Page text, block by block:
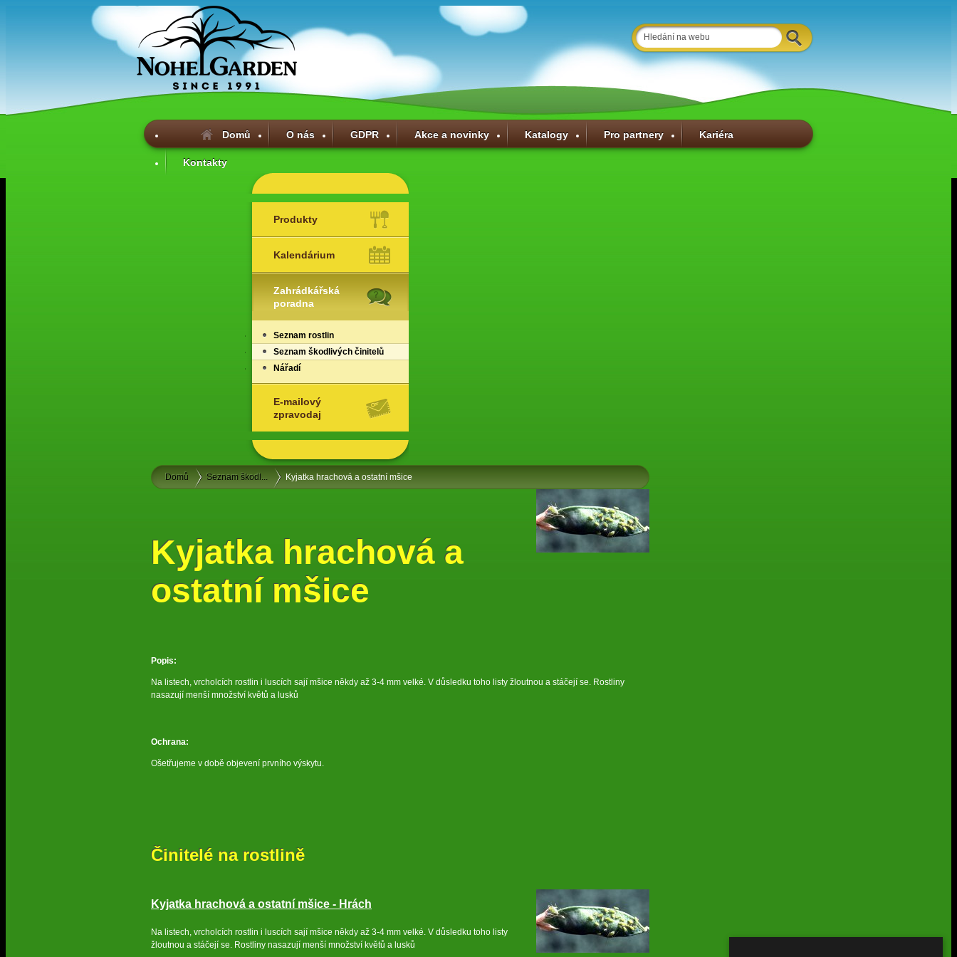
Domů O nás GDPR Akce a novinky Katalogy Pro partnery Kariéra
Kontakty
Produkty
Kalendárium
Zahrádkářská
poradna
Seznam rostlin
Seznam škodlivých činitelů
Nářadí
E-mailový
zpravodaj
Domů Seznam škodl... Kyjatka hrachová a ostatní mšice
Kyjatka hrachová a
ostatní mšice
Popis:
Na listech, vrcholcích rostlin i luscích sají mšice někdy až 3-4 mm velké. V důsledku toho listy žloutnou a stáčejí se. Rostliny
nasazují menší množství květů a lusků
Ochrana:
Ošetřujeme v době objevení prvního výskytu.
Činitelé na rostlině
Kyjatka hrachová a ostatní mšice - Hrách
Na listech, vrcholcích rostlin i luscích sají mšice někdy až 3-4 mm velké. V důsledku toho listy
žloutnou a stáčejí se. Rostliny nasazují menší množství květů a lusků